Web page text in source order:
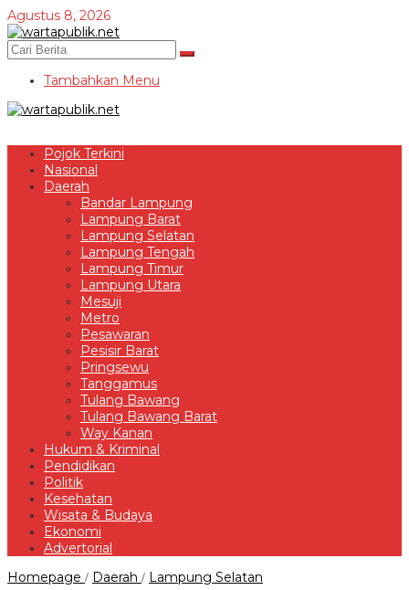
Lewati
ke
konten
Agustus 8, 2026
Tambahkan Menu
Pojok Terkini
Nasional
Daerah
Bandar Lampung
Lampung Barat
Lampung Selatan
Lampung Tengah
Lampung Timur
Lampung Utara
Mesuji
Metro
Pesawaran
Pesisir Barat
Pringsewu
Tanggamus
Tulang Bawang
Tulang Bawang Barat
Way Kanan
Hukum & Kriminal
Pendidikan
Politik
Kesehatan
Wisata & Budaya
Ekonomi
Advertorial
Homepage / Daerah / Lampung Selatan